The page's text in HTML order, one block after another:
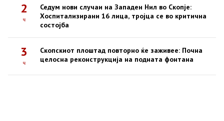
2
ч
Седум нови случаи на Западен Нил во Скопје:
Хоспитализирани 16 лица, тројца се во критична
состојба
3
ч
Скопскиот плоштад повторно ќе заживее: Почна
целосна реконструкција на подната фонтана